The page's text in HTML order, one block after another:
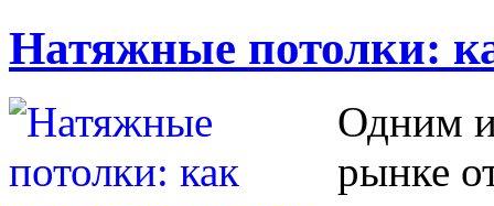
Натяжные потолки:
Одним
рынке